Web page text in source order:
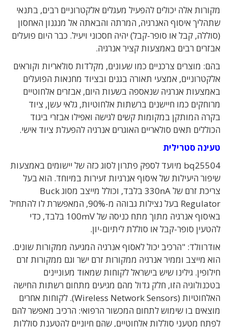
מקורות אלה יכולים להפעיל מעגלים אלקטרוניים רבים, בתנאי
שתהליך איסוף האנרגיה, המרתה והבאתה אל מנגנון האחסון
(סוללה, קבל או סופר-קבל) יהיה חסכוני ויעיל. כבר היום פועלים
אבזרים רבים באמצעות קציר אנרגיה.
בהם: מוצרים צרכניים כמו שעונים, מקלדות סולאריות וקוראים
אלקטרוניים, אמצעי תאורה בגנים ובציוד מחנאות הפועלים
באמצעות אנרגיה שנאספה בשעות היום, אבזרים אלחוטיים
מרוחקים כמו חיישנים ברשתות אלחוטיות, גלאי עשן, ציוד
בקרה המותקן במקומות קשים לגישה ואפילו אבזרי ביגוד
הכוללים תאים סולאריים האוגרים אנרגיה להפעלת ציוד אישי.
טעינה סטרילית
bq25504 מיועד לספק פתרון לסוג כזה של יישומים באמצעות
שיפור היעילות של איסוף אנרגיות זעירות במיוחד. הוא בעל
צריכת זרם של 330nA בלבד, וכולל מייצב מסוג Buck
Regulator בעל נצילות גבוהה מ-90%, המאפשרת לו להתחיל
באיסוף אנרגיה מתוך מתח כניסה של 100mV בלבד, כדי
להטעין סופר-קבל או סוללת ליתיום-יון.
אודרוולד: "הרכיב יכול לאסוף אנרגיה המגיעה ממקורות שונים.
הוא מייצב וממיר אנרגיה ממקורות זרם ישר וגם ממקורות זרם
חילופין. גילינו שיש בישראל לקוחות שמאוד מעוניינים
בטכנולוגיה הזו, חלק גדול מהם מגיעים מתחום רשתות החישה
האלחוטיות (Wireless Network Sensors). לקוחות אחרים
מוצאים בו שימוש לתחום המכשור הרפואי: הרכיב מאפשר להם
לפתח מטעני סוללות אלחוטיים, שהם חיוניים להטענת סוללות